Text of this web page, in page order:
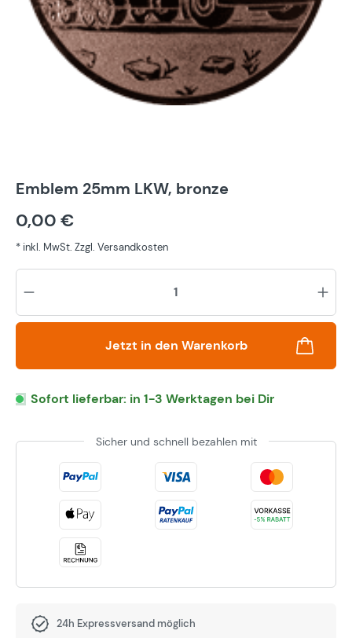
Emblem 25mm LKW, bronze
0,00 €
* inkl. MwSt. Zzgl. Versandkosten
Jetzt in den Warenkorb
Sofort lieferbar: in 1-3 Werktagen bei Dir
Sicher und schnell bezahlen mit
24h Expressversand möglich